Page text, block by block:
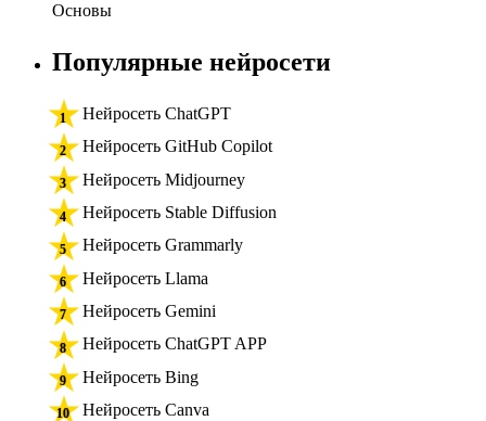
Основы
Популярные нейросети
Нейросеть ChatGPT
Нейросеть GitHub Copilot
Нейросеть Midjourney
Нейросеть Stable Diffusion
Нейросеть Grammarly
Нейросеть Llama
Нейросеть Gemini
Нейросеть ChatGPT APP
Нейросеть Bing
Нейросеть Canva